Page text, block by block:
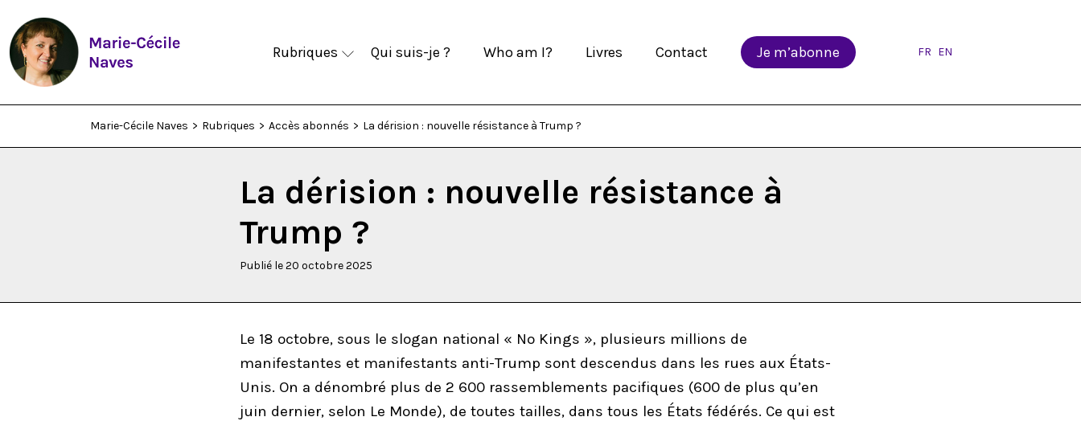
Rubriques Qui suis-je ? Who am I? Livres Contact Je m’abonne FR EN
Marie-Cécile Naves > Rubriques > Accès abonnés > La dérision : nouvelle résistance à Trump ?
La dérision : nouvelle résistance à
Trump ?
Publié le 20 octobre 2025
Le 18 octobre, sous le slogan national « No Kings », plusieurs millions de
manifestantes et manifestants anti-Trump sont descendus dans les rues aux États-
Unis. On a dénombré plus de 2 600 rassemblements pacifiques (600 de plus qu’en
juin dernier, selon Le Monde), de toutes tailles, dans tous les États fédérés. Ce qui est